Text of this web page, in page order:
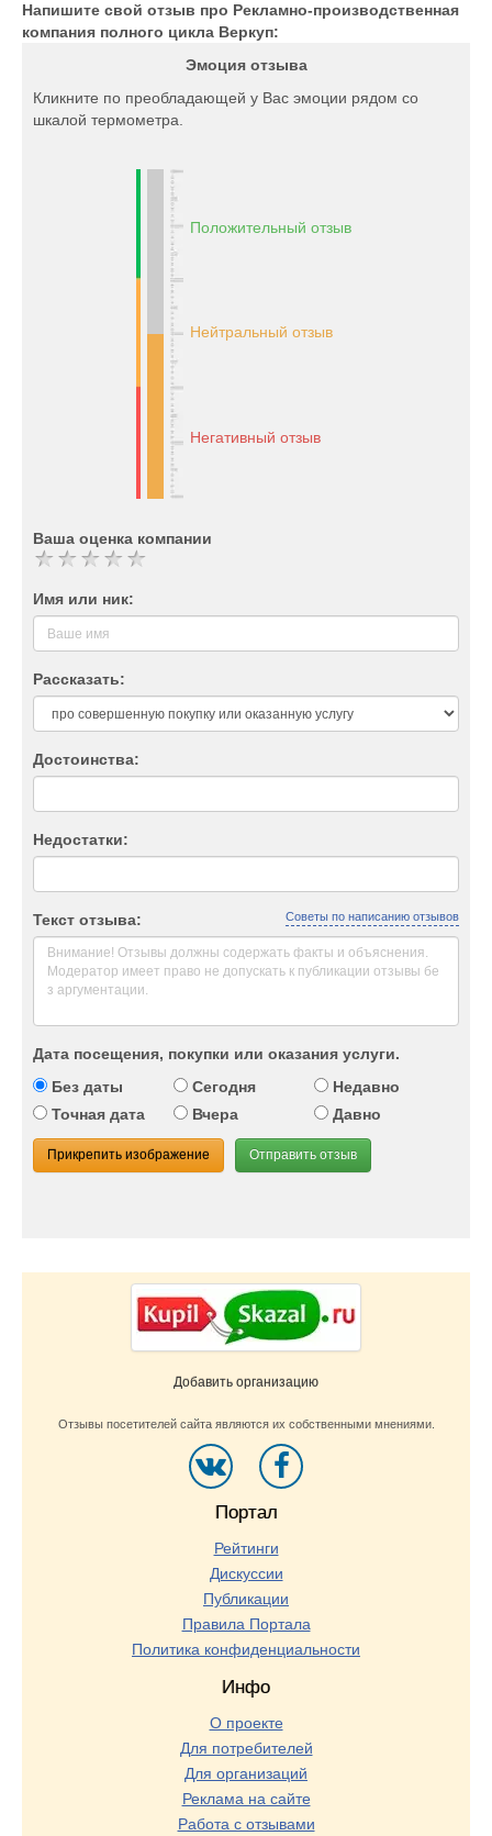
Напишите свой отзыв про Рекламно-производственная
компания полного цикла Веркуп:
Эмоция отзыва
Кликните по преобладающей у Вас эмоции рядом со
шкалой термометра.
Положительный отзыв
Нейтральный отзыв
Негативный отзыв
Ваша оценка компании
Имя или ник:
Рассказать:
Достоинства:
Недостатки:
Текст отзыва: Советы по написанию отзывов
Дата посещения, покупки или оказания услуги.
Без даты
Сегодня
Недавно
Точная дата
Вчера Давно
Прикрепить изображение Отправить отзыв
Добавить организацию
Отзывы посетителей сайта являются их собственными мнениями.
Портал
Рейтинги
Дискуссии
Публикации
Правила Портала
Политика конфиденциальности
Инфо
О проекте
Для потребителей
Для организаций
Реклама на сайте
Работа с отзывами